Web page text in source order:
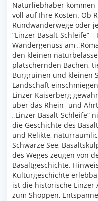
Naturliebhaber
voll auf Ihre Kosten. Ob
Rundwanderwege oder
“Linzer Basalt-Schleife”
Wandergenuss am
den kleinen
plätschernden Bächen,
Burgruinen und kleinen
Landschaft
Linzer Kaiserberg
über das Rhein- und
„Linzer Basalt-Schleife“
die Geschichte des
und Relikte,
Schwarze See,
des Weges zeugen von
Basaltgeschichte.
Kulturgeschichte
ist die historische Linzer
zum Shoppen,